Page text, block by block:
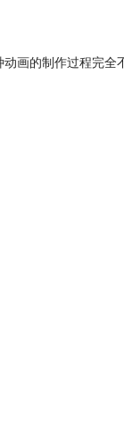
画的制作过程完